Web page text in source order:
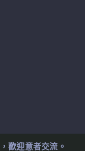
歡迎意者交流。